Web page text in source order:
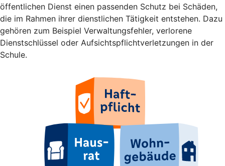
öffentlichen Dienst einen passenden Schutz bei Schäden,
die im Rahmen ihrer dienstlichen Tätigkeit entstehen. Dazu
gehören zum Beispiel Verwaltungsfehler, verlorene
Dienstschlüssel oder Aufsichtspflichtverletzungen in der
Schule.